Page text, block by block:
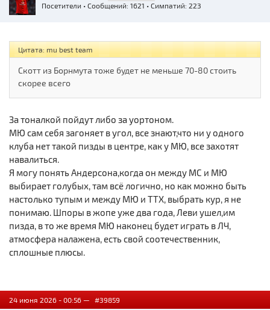
Посетители • Сообщений: 1621 • Симпатий: 223
Цитата: mu best team
Скотт из Борнмута тоже будет не меньше 70-80 стоить
скорее всего
За тоналкой пойдут либо за уортоном.
МЮ сам себя загоняет в угол, все знают,что ни у одного
клуба нет такой пизды в центре, как у МЮ, все захотят
навалиться.
Я могу понять Андерсона,когда он между МС и МЮ
выбирает голубых, там всё логично, но как можно быть
настолько тупым и между МЮ и ТТХ, выбрать кур, я не
понимаю. Шпоры в жопе уже два года, Леви ушел,им
пизда, в то же время МЮ наконец будет играть в ЛЧ,
атмосфера налажена, есть свой соотечественник,
сплошные плюсы.
24 июня 2026 - 00:56 — #39859